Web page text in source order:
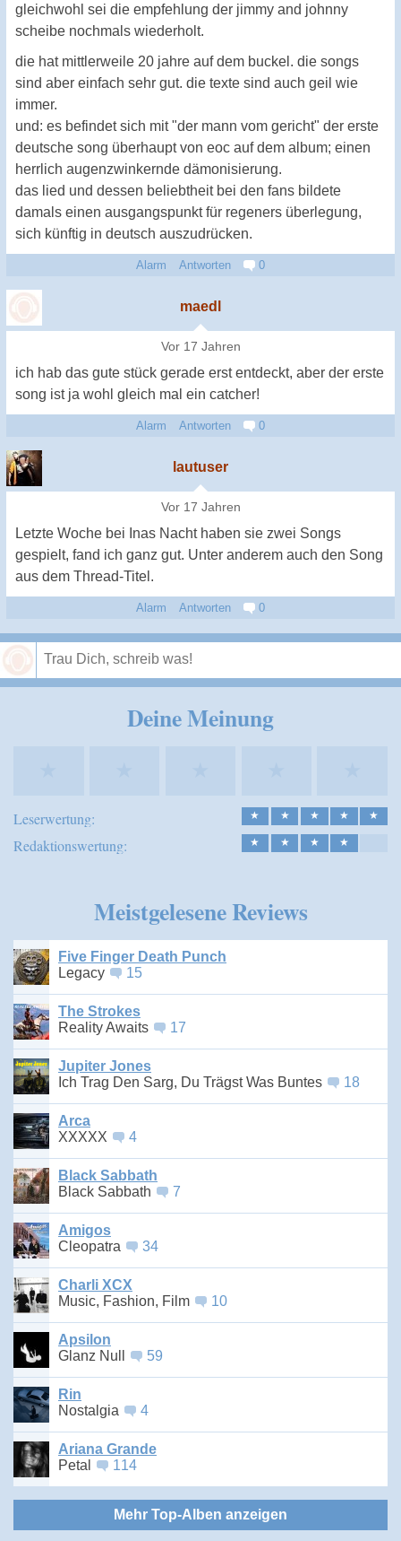
gleichwohl sei die empfehlung der jimmy and johnny
scheibe nochmals wiederholt.
die hat mittlerweile 20 jahre auf dem buckel. die songs
sind aber einfach sehr gut. die texte sind auch geil wie
immer.
und: es befindet sich mit "der mann vom gericht" der erste
deutsche song überhaupt von eoc auf dem album; einen
herrlich augenzwinkernde dämonisierung.
das lied und dessen beliebtheit bei den fans bildete
damals einen ausgangspunkt für regeners überlegung,
sich künftig in deutsch auszudrücken.
Alarm Antworten 0
maedl
Vor 17 Jahren
ich hab das gute stück gerade erst entdeckt, aber der erste
song ist ja wohl gleich mal ein catcher!
Alarm Antworten 0
lautuser
Vor 17 Jahren
Letzte Woche bei Inas Nacht haben sie zwei Songs
gespielt, fand ich ganz gut. Unter anderem auch den Song
aus dem Thread-Titel.
Alarm Antworten 0
Deine Meinung
Leserwertung: ★ ★ ★ ★ ★
Redaktionswertung: ★ ★ ★ ★
Meistgelesene Reviews
Five Finger Death Punch
Legacy
15
The Strokes
Reality Awaits
17
Jupiter Jones
Ich Trag Den Sarg, Du Trägst Was Buntes
18
Arca
XXXXX
4
Black Sabbath
Black Sabbath
7
Amigos
Cleopatra
34
Charli XCX
Music, Fashion, Film
10
Apsilon
Glanz Null
59
Rin
Nostalgia
4
Ariana Grande
Petal
114
Mehr Top-Alben anzeigen